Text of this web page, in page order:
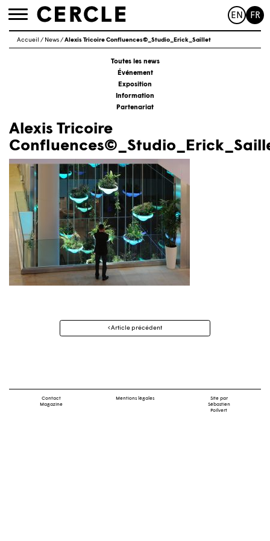
Toggle
EN FR
Accueil / News/Alexis Tricoire Confluences©_Studio_Erick_Saillet
Toutes les news
Événement
Exposition
Information
Partenariat
Alexis Tricoire
Navigation
Article précédent
Contact
Magazine
Mentions légales
Site par
Sébastien
Poilvert